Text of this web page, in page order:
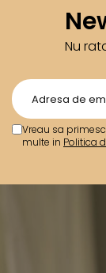
Nu
Vreau sa
multe in Politica